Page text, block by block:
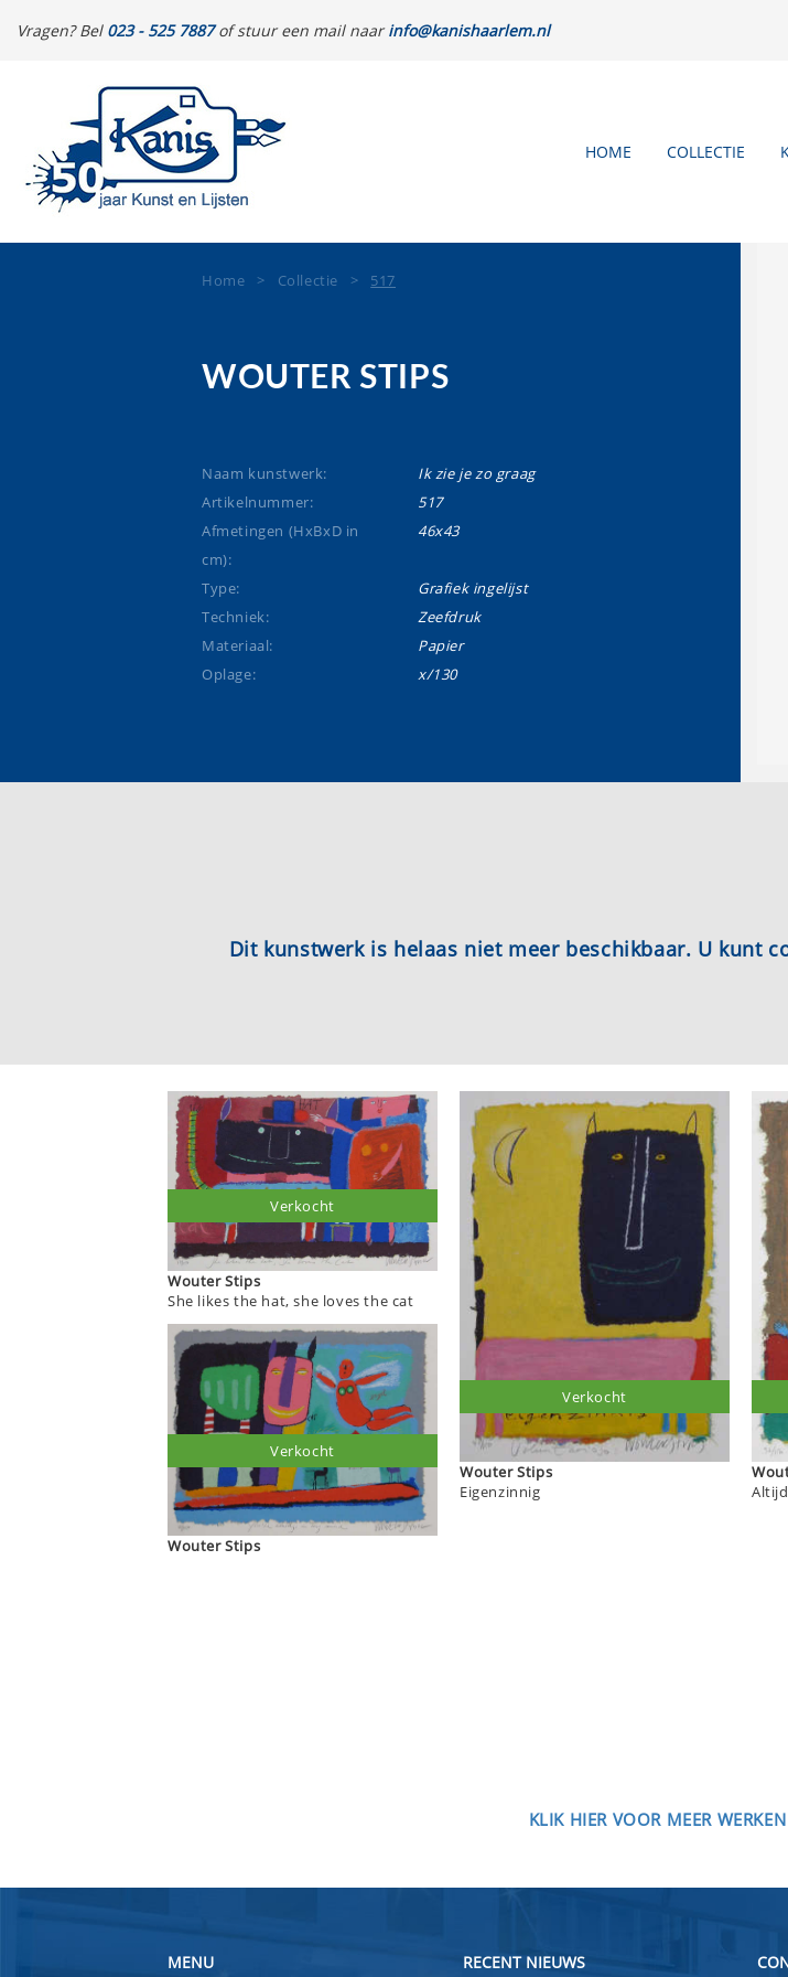
Vragen? Bel 023 - 525 7887of stuur een mail naarinfo@kanishaarlem.nl
HOME COLLECTIE
Home > Collectie > 517
WOUTER STIPS
Naam kunstwerk:
Ik zie je zo graag
Artikelnummer:
517
Afmetingen (HxBxD in
cm):
46x43
Type:
Grafiek ingelijst
Techniek:
Zeefdruk
Materiaal:
Papier
Oplage:
x/130
Dit kunstwerk is helaas niet meer beschikbaar. U kunt
Wouter Stips
She likes the hat, she loves the cat
Verkocht
Wouter Stips
Verkocht
Wouter Stips
Eigenzinnig
Verkocht
KLIK HIER VOOR MEER
MENU RECENT NIEUWS